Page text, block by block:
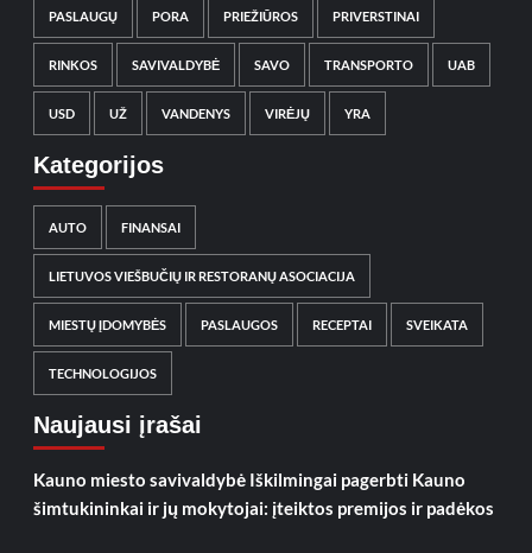
PASLAUGŲ PORA PRIEŽIŪROS PRIVERSTINAI
RINKOS SAVIVALDYBĖ SAVO TRANSPORTO UAB
USD UŽ VANDENYS VIRĖJŲ YRA
Kategorijos
AUTO FINANSAI
LIETUVOS VIEŠBUČIŲ IR RESTORANŲ ASOCIACIJA
MIESTŲ ĮDOMYBĖS PASLAUGOS RECEPTAI SVEIKATA
TECHNOLOGIJOS
Naujausi įrašai
Kauno miesto savivaldybė Iškilmingai pagerbti Kauno
šimtukininkai ir jų mokytojai: įteiktos premijos ir padėkos